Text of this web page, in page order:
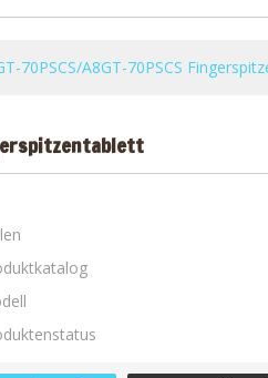
70PSCS/A8GT-70PSCS